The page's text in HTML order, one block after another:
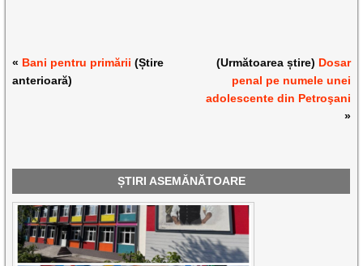
« Bani pentru primării (Știre
anterioară)
(Următoarea știre) Dosar
penal pe numele unei
adolescente din Petroşani
»
ȘTIRI ASEMĂNĂTOARE